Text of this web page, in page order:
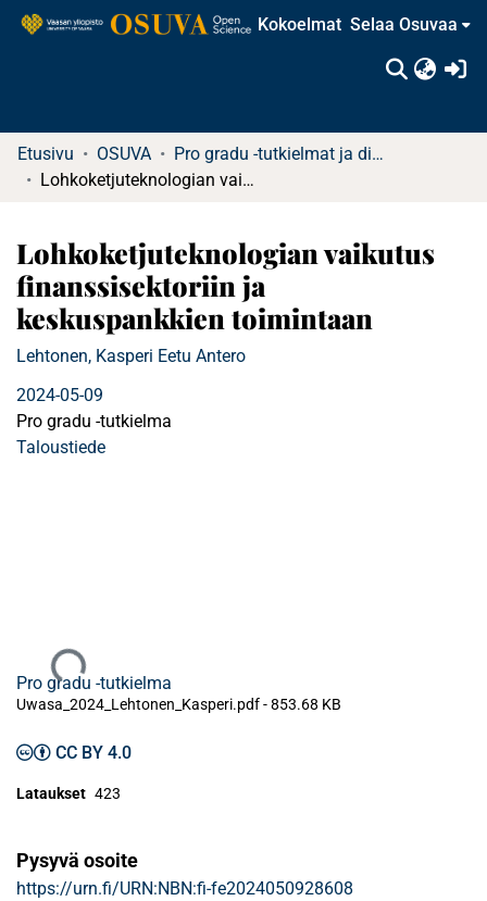
Kokoelmat Selaa Osuvaa
Etusivu OSUVA
Pro gradu -tutkielmat ja diplomityöt
Lohkoketjuteknologian vaikutus finanssisektoriin ja keskuspankkien toimintaan
Lohkoketjuteknologian vaikutus
finanssisektoriin ja
keskuspankkien toimintaan
Lehtonen, Kasperi Eetu Antero
2024-05-09
Pro gradu -tutkielma
Taloustiede
Ladataan...
Pro gradu -tutkielma
Uwasa_2024_Lehtonen_Kasperi.pdf -853.68 KB
CC BY 4.0
Lataukset 423
Pysyvä osoite
https://urn.fi/URN:NBN:fi-fe2024050928608